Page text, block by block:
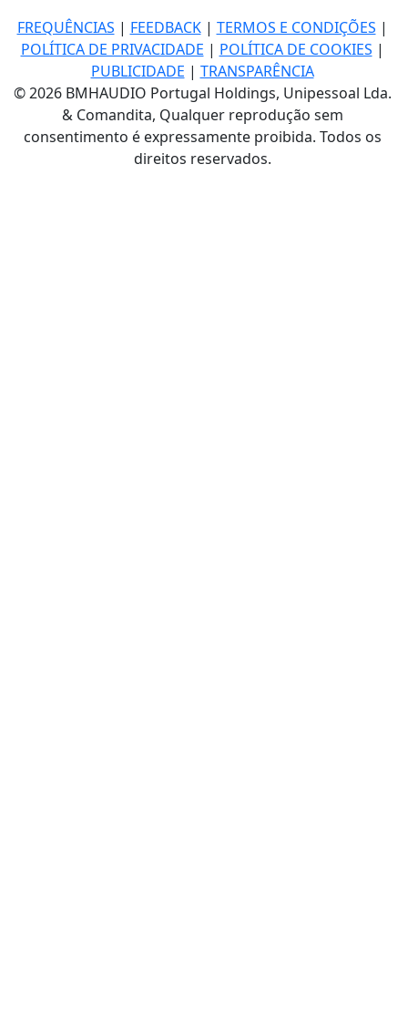
FREQUÊNCIAS | FEEDBACK| TERMOS E CONDIÇÕES |
POLÍTICA DE PRIVACIDADE | POLÍTICA DE COOKIES |
PUBLICIDADE | TRANSPARÊNCIA
© 2026 BMHAUDIO Portugal Holdings, Unipessoal Lda.
& Comandita, Qualquer reprodução sem
consentimento é expressamente proibida. Todos os
direitos reservados.